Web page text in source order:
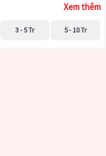
Xem thêm
3 - 5 Tr 5 - 10 Tr